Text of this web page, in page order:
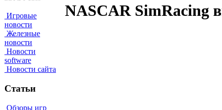
Игровые
новости
Железные
новости
Новости
software
Новости сайта
Статьи
Обзоры игр
NASCAR SimRacing